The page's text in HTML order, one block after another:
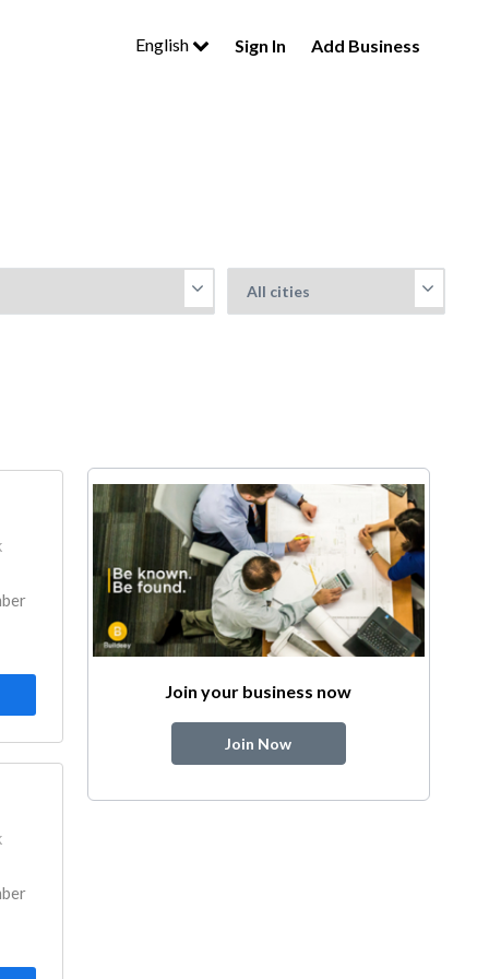
English Sign In Add Business
Join your business now
Join Now